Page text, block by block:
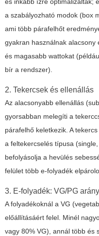
és inkább ízre optimalizáltak;
a szabályozható modok (box
ami több párafelhőt
gyakran használnak
és magasabb wattokat
bír a rendszer).
2. Tekercsek és ellenállás
Az alacsonyabb ellenállás
gyorsabban melegíti a
párafelhő keletkezik. A
a feltekercselés típusa
befolyásolja a hevülés
felület több e-folyadék
3. E-folyadék: VG/PG arány
A folyadékoknál a VG
előállításáért felel. Minél
vagy 80% VG), annál több és